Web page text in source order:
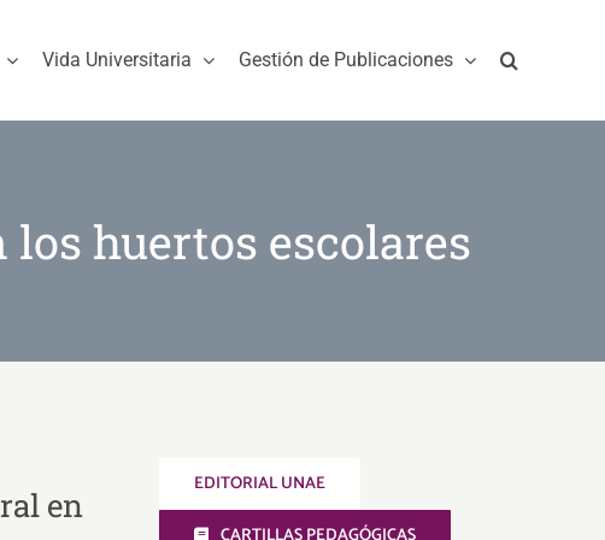
Vida Universitaria Gestión de Publicaciones
huertos escolares
en
EDITORIAL UNAE